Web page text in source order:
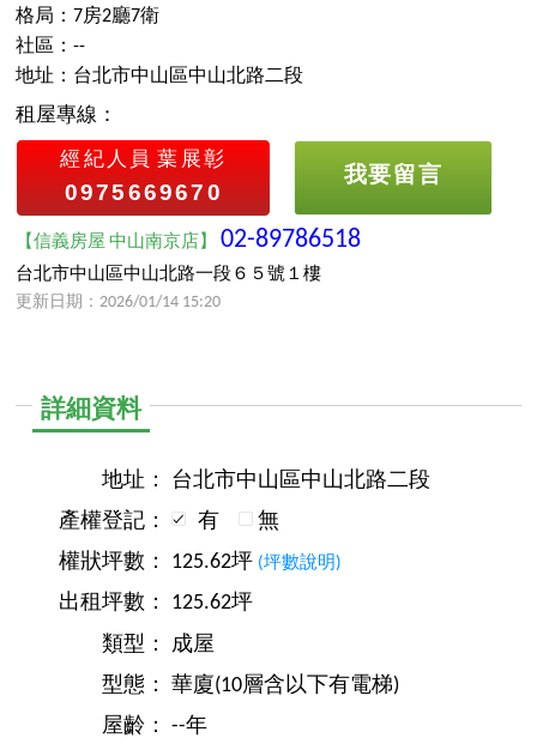
格局：7房2廳7衛
社區：--
地址：台北市中山區中山北路二段
租屋專線：
經紀人員 葉展彰
0975669670
我要留言
【信義房屋 中山南京店】02-89786518
台北市中山區中山北路一段６５號１樓
更新日期：2026/01/14 15:20
詳細資料
地址：
台北市中山區中山北路二段
產權登記：
有
無
權狀坪數：
125.62坪 (坪數說明)
出租坪數：
125.62坪
類型：
成屋
型態：
華廈(10層含以下有電梯)
屋齡：
--年